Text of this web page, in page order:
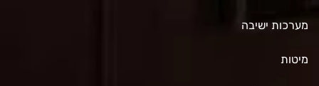
מערכות ישיבה
מיטות